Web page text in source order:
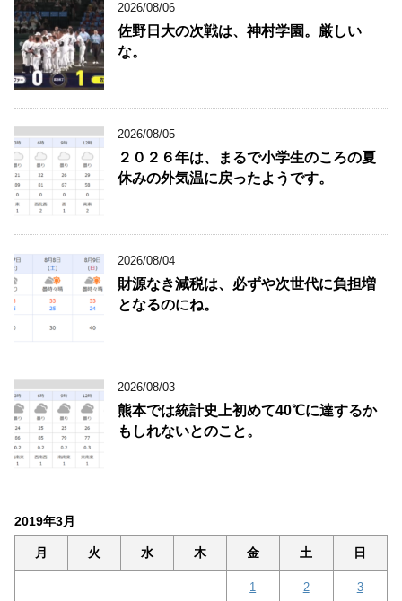
2026/08/06
佐野日大の次戦は、神村学園。厳しい
な。
2026/08/05
２０２６年は、まるで小学生のころの夏
休みの外気温に戻ったようです。
2026/08/04
財源なき減税は、必ずや次世代に負担増
となるのにね。
2026/08/03
熊本では統計史上初めて40℃に達するか
もしれないとのこと。
2019年3月
月 火 水 木 金 土 日
1 2 3